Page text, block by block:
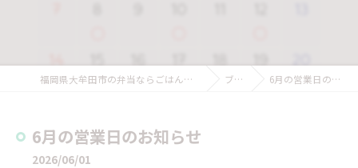
福岡県大牟田市の弁当ならごはんとおかず みけ猫屋 ブログ 6月の営業日のお知らせ
6月の営業日のお知らせ
2026/06/01